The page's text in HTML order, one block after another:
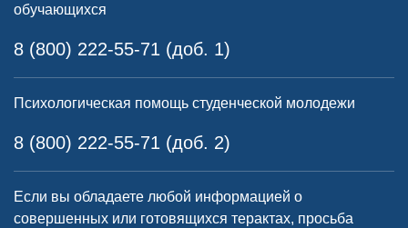
обучающихся
8 (800) 222-55-71 (доб. 1)
Психологическая помощь студенческой молодежи
8 (800) 222-55-71 (доб. 2)
Если вы обладаете любой информацией о
совершенных или готовящихся терактах, просьба